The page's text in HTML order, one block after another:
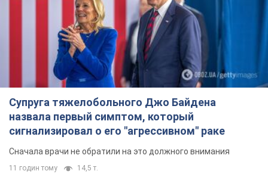
Супруга тяжелобольного Джо Байдена
назвала первый симптом, который
сигнализировал о его "агрессивном" раке
Сначала врачи не обратили на это должного внимания
11 годин тому 14,5 т.